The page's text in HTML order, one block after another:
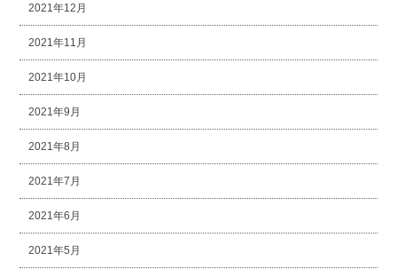
2021年12月
2021年11月
2021年10月
2021年9月
2021年8月
2021年7月
2021年6月
2021年5月